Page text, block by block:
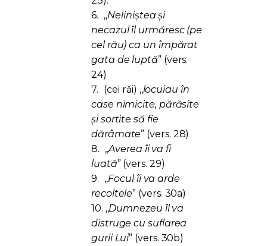
6. ,,Neliniștea și
necazul îl urmăresc (pe
cel rău) ca un împărat
gata de luptă” (vers.
24)
7. (cei răi) ,,locuiau în
case nimicite, părăsite
și sortite să fie
dărâmate” (vers. 28)
8. ,,Averea îi va fi
luată” (vers. 29)
9. ,,Focul îi va arde
recoltele” (vers. 30a)
10. ,,Dumnezeu îl va
distruge cu suflarea
gurii Lui” (vers. 30b)